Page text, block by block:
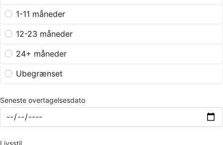
1-11 måneder
12-23 måneder
24+ måneder
Ubegrænset
Seneste overtagelsesdato